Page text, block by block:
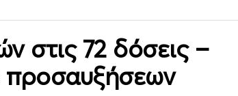
στις 72 δόσεις –
προσαυξήσεων